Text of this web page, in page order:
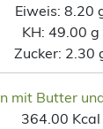
Eiweis: 8.20
KH: 49.00 g
Zucker: 2.30
mit Butter
364.00 Kcal